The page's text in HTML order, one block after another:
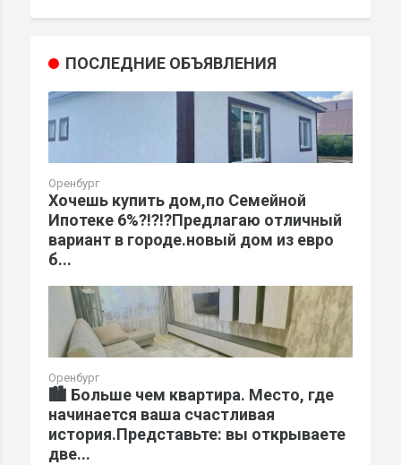
ПОСЛЕДНИЕ ОБЪЯВЛЕНИЯ
Оренбург
Хочешь купить дом,по Семейной
Ипотеке 6%?!?!?Предлагаю отличный
вариант в городе.новый дом из евро
б...
Оренбург
🏙️ Больше чем квартира. Место, где
начинается ваша счастливая
история.Представьте: вы открываете
две...